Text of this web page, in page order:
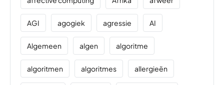
AGI agogiek agressie AI
Algemeen algen algoritme
algoritmen algoritmes allergieën